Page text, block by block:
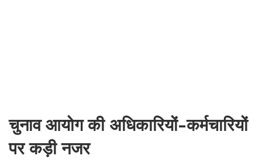
चुनाव आयोग की अधिकारियों-कर्मचारियों
पर कड़ी नजर